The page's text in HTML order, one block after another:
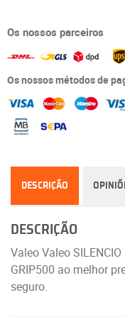
Os nossos parceiros
Os nossos métodos de
DESCRIÇÃO
DESCRIÇÃO
Valeo Valeo
GRIP500 ao melhor
seguro.